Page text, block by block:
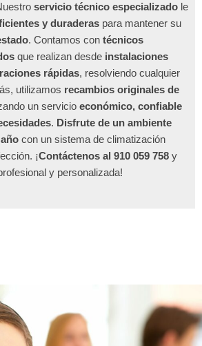
servicio técnico especializado le
y duraderas para mantener su
. Contamos con técnicos
que realizan desde instalaciones
rápidas, resolviendo cualquier
utilizamos recambios originales de
un servicio económico, confiable
. Disfrute de un ambiente
con un sistema de climatización
¡Contáctenos al 910 059 758 y
y personalizada!